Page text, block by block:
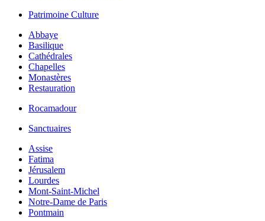
Patrimoine Culture
Abbaye
Basilique
Cathédrales
Chapelles
Monastères
Restauration
Rocamadour
Sanctuaires
Assise
Fatima
Jérusalem
Lourdes
Mont-Saint-Michel
Notre-Dame de Paris
Pontmain